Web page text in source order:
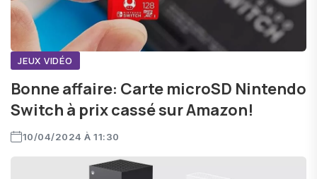
JEUX VIDÉO
Bonne affaire: Carte microSD Nintendo
Switch à prix cassé sur Amazon!
10/04/2024 À 11:30